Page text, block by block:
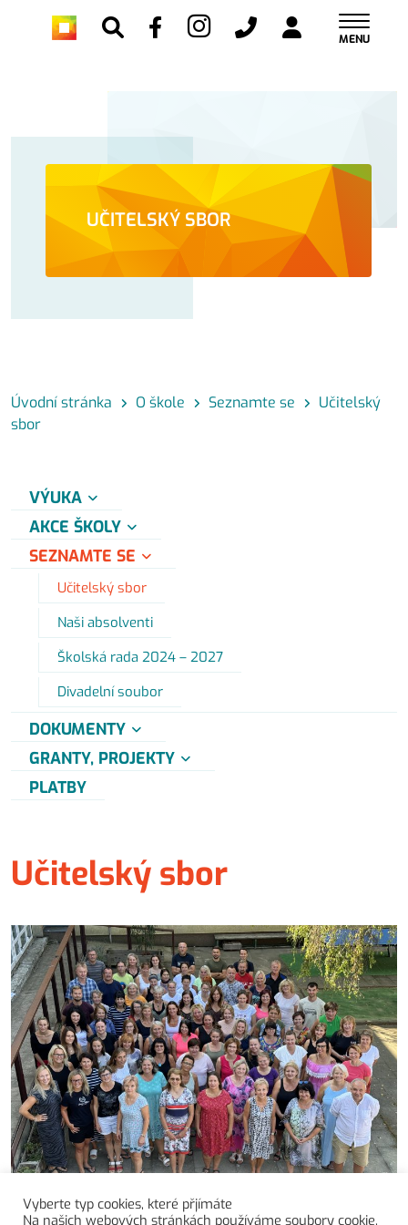
MENU
UČITELSKÝ SBOR
Úvodní stránka O škole Seznamte se
Učitelský
sbor
VÝUKA
AKCE ŠKOLY
SEZNAMTE SE
Učitelský sbor
Naši absolventi
Školská rada 2024 – 2027
Divadelní soubor
DOKUMENTY
GRANTY, PROJEKTY
PLATBY
Učitelský sbor
Vyberte typ cookies, které přjímáte
Na našich webových stránkách používáme soubory cookie,